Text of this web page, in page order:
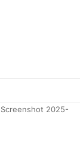
Screenshot 2025-